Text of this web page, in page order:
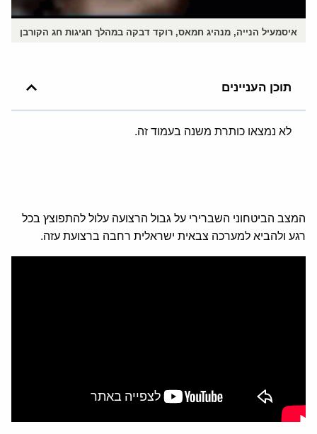
איסמעיל הנייה, מנהיג חמאס, רוקד דבקה במהלך חגיגות חג הקורבן
תוכן העניינים
לא נמצאו כותרת משנה בעמוד זה.
המצב הביטחוני השברירי על גבול הרצועה עלול להתפוצץ בכל
רגע ולהביא למערכה צבאית ישראלית רחבה ברצועת עזה.